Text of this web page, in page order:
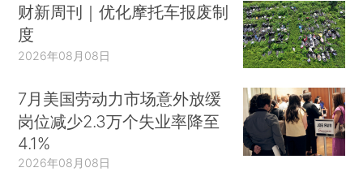
财新周刊｜优化摩托车报废制
度
2026年08月08日
7月美国劳动力市场意外放缓
岗位减少2.3万个失业率降至
4.1%
2026年08月08日